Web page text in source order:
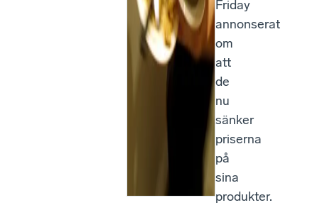
Friday
annonserat
om
att
de
nu
sänker
priserna
på
sina
produkter.